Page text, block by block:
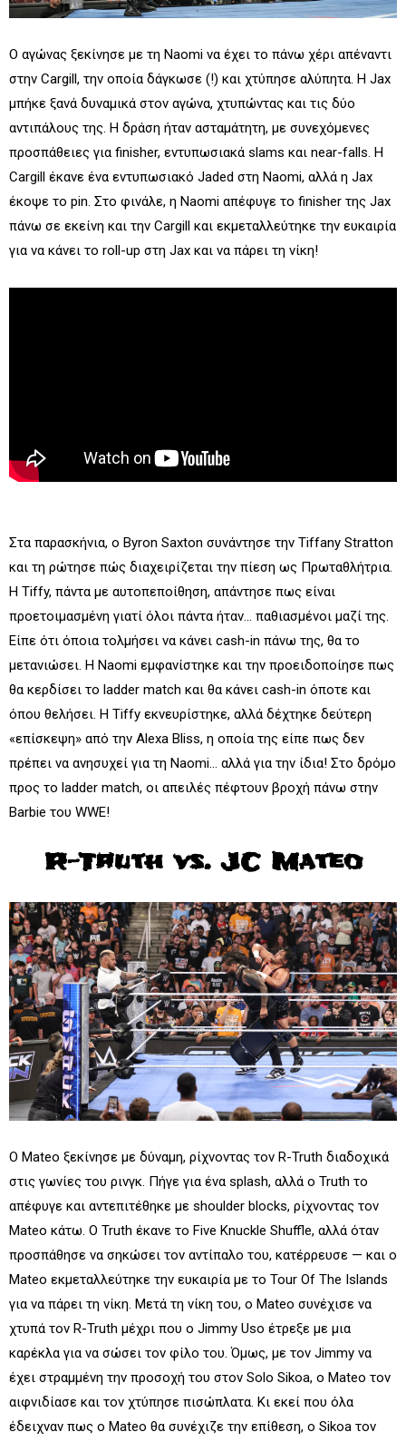
Ο αγώνας ξεκίνησε με τη Naomi να έχει το πάνω χέρι απέναντι
στην Cargill, την οποία δάγκωσε (!) και χτύπησε αλύπητα. Η Jax
μπήκε ξανά δυναμικά στον αγώνα, χτυπώντας και τις δύο
αντιπάλους της. Η δράση ήταν ασταμάτητη, με συνεχόμενες
προσπάθειες για finisher, εντυπωσιακά slams και near-falls. Η
Cargill έκανε ένα εντυπωσιακό Jaded στη Naomi, αλλά η Jax
έκοψε το pin. Στο φινάλε, η Naomi απέφυγε το finisher της Jax
πάνω σε εκείνη και την Cargill και εκμεταλλεύτηκε την ευκαιρία
για να κάνει το roll-up στη Jax και να πάρει τη νίκη!
Στα παρασκήνια, ο Byron Saxton συνάντησε την Tiffany Stratton
και τη ρώτησε πώς διαχειρίζεται την πίεση ως Πρωταθλήτρια.
Η Tiffy, πάντα με αυτοπεποίθηση, απάντησε πως είναι
προετοιμασμένη γιατί όλοι πάντα ήταν... παθιασμένοι μαζί της.
Είπε ότι όποια τολμήσει να κάνει cash-in πάνω της, θα το
μετανιώσει. Η Naomi εμφανίστηκε και την προειδοποίησε πως
θα κερδίσει το ladder match και θα κάνει cash-in όποτε και
όπου θελήσει. Η Tiffy εκνευρίστηκε, αλλά δέχτηκε δεύτερη
«επίσκεψη» από την Alexa Bliss, η οποία της είπε πως δεν
πρέπει να ανησυχεί για τη Naomi… αλλά για την ίδια! Στο δρόμο
προς το ladder match, οι απειλές πέφτουν βροχή πάνω στην
Barbie του WWE!
R-Truth vs. JC Mateo
Ο Mateo ξεκίνησε με δύναμη, ρίχνοντας τον R-Truth διαδοχικά
στις γωνίες του ρινγκ. Πήγε για ένα splash, αλλά ο Truth το
απέφυγε και αντεπιτέθηκε με shoulder blocks, ρίχνοντας τον
Mateo κάτω. Ο Truth έκανε το Five Knuckle Shuffle, αλλά όταν
προσπάθησε να σηκώσει τον αντίπαλο του, κατέρρευσε — και ο
Mateo εκμεταλλεύτηκε την ευκαιρία με το Tour Of The Islands
για να πάρει τη νίκη. Μετά τη νίκη του, ο Mateo συνέχισε να
χτυπά τον R-Truth μέχρι που ο Jimmy Uso έτρεξε με μια
καρέκλα για να σώσει τον φίλο του. Όμως, με τον Jimmy να
έχει στραμμένη την προσοχή του στον Solo Sikoa, ο Mateo τον
αιφνιδίασε και τον χτύπησε πισώπλατα. Κι εκεί που όλα
έδειχναν πως ο Mateo θα συνέχιζε την επίθεση, ο Sikoa τον